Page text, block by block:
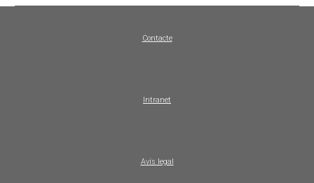
Contacte
Intranet
Avís legal